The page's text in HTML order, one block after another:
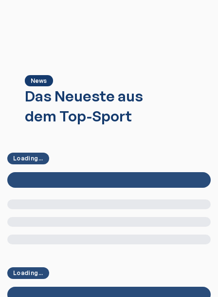
News
Das Neueste aus
dem Top-Sport
Loading...
Loading...